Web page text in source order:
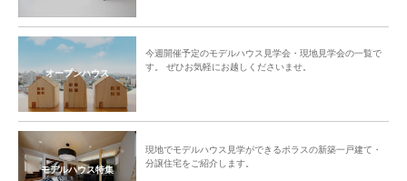
オープンハウス
今週開催予定のモデルハウス見学会・現地見学会の一覧で
す。 ぜひお気軽にお越しくださいませ。
モデルハウス特集
現地でモデルハウス見学ができるポラスの新築一戸建て・
分譲住宅をご紹介します。